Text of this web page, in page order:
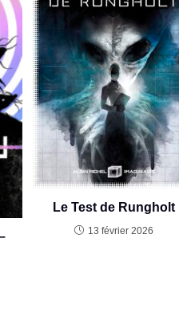
Le Test de Rungholt
13 février 2026